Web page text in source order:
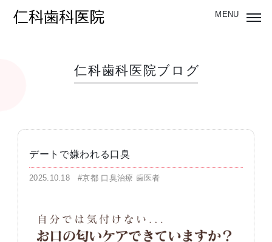
仁科歯科医院ブログ
デートで嫌われる口臭
2025.10.18#京都 口臭治療 歯医者